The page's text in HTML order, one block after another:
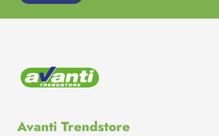
Avanti Trendstore